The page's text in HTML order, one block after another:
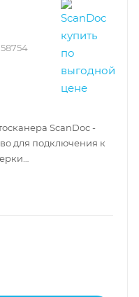
58754
ScanDoc -
для подключения к